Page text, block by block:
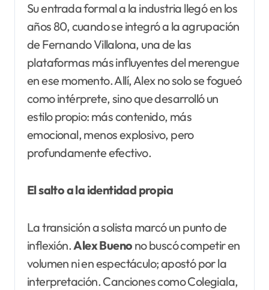
Su entrada formal a la industria llegó en los
años 80, cuando se integró a la agrupación
de Fernando Villalona, una de las
plataformas más influyentes del merengue
en ese momento. Allí, Alex no solo se fogueó
como intérprete, sino que desarrolló un
estilo propio: más contenido, más
emocional, menos explosivo, pero
profundamente efectivo.
El salto a la identidad propia
La transición a solista marcó un punto de
inflexión.Alex Bueno no buscó competir en
volumen ni en espectáculo; apostó por la
interpretación. Canciones como Colegiala,